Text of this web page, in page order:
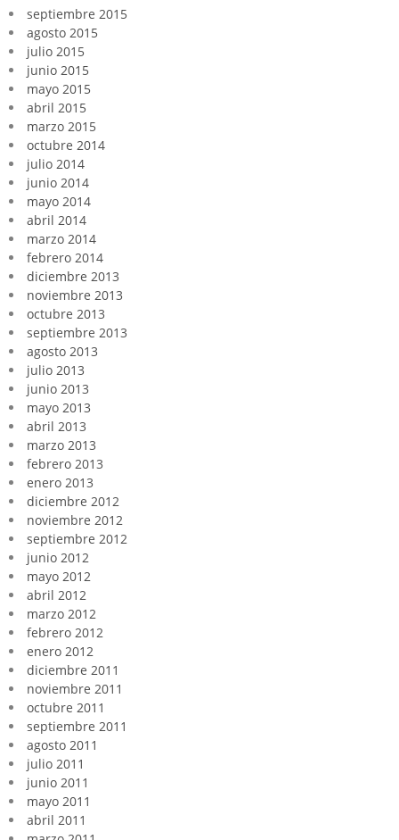
septiembre 2015
agosto 2015
julio 2015
junio 2015
mayo 2015
abril 2015
marzo 2015
octubre 2014
julio 2014
junio 2014
mayo 2014
abril 2014
marzo 2014
febrero 2014
diciembre 2013
noviembre 2013
octubre 2013
septiembre 2013
agosto 2013
julio 2013
junio 2013
mayo 2013
abril 2013
marzo 2013
febrero 2013
enero 2013
diciembre 2012
noviembre 2012
septiembre 2012
junio 2012
mayo 2012
abril 2012
marzo 2012
febrero 2012
enero 2012
diciembre 2011
noviembre 2011
octubre 2011
septiembre 2011
agosto 2011
julio 2011
junio 2011
mayo 2011
abril 2011